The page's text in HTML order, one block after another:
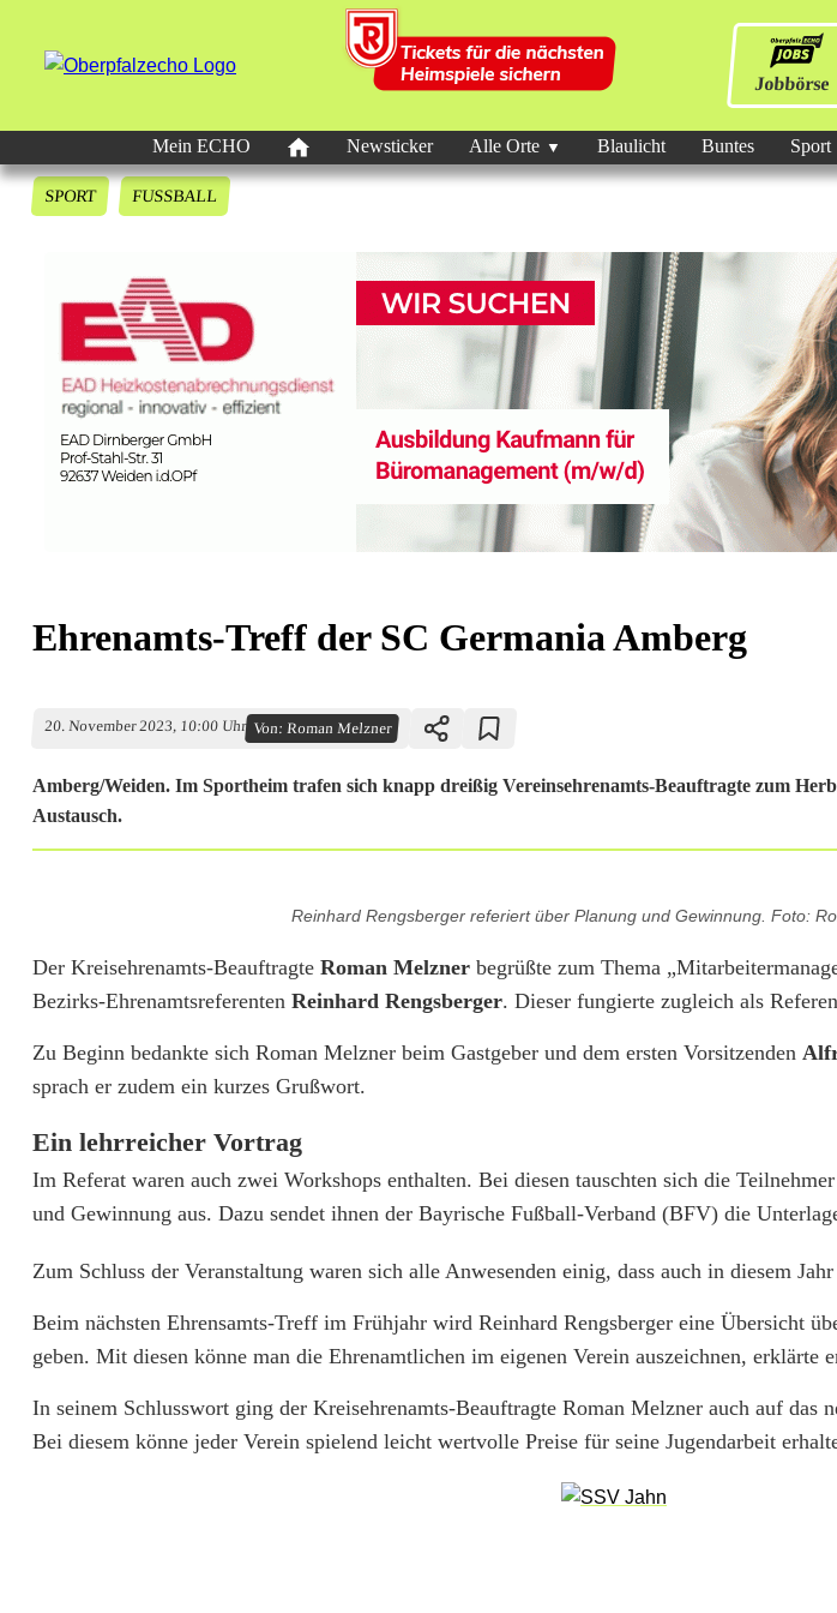
Jobbörse
Mein ECHO Newsticker Alle Orte Blaulicht Buntes Sport
SPORT FUSSBALL
Ehrenamts-Treff der SC Germania Amberg
20. November 2023, 10:00 Uhr Von:Roman Melzner
Amberg/Weiden. Im Sportheim trafen sich knapp dreißig Vereinsehrenamts-Beauftragte zum
Austausch.
r
n
m
t
s
T
r
e
Reinhard Rengsberger referiert über Planung und Gewinnung. Foto:
Der Kreisehrenamts-Beauftragte Roman Melzner begrüßte zum Thema
Bezirks-Ehrenamtsreferenten Reinhard Rengsberger. Dieser fungierte zugleich als
Zu Beginn bedankte sich Roman Melzner beim Gastgeber und dem ersten Vorsitzenden
sprach er zudem ein kurzes Grußwort.
Ein lehrreicher Vortrag
Im Referat waren auch zwei Workshops enthalten. Bei diesen tauschten sich die
und Gewinnung aus. Dazu sendet ihnen der Bayrische Fußball-Verband (BFV) die
Zum Schluss der Veranstaltung waren sich alle Anwesenden einig, dass auch in diesem
Beim nächsten Ehrensamts-Treff im Frühjahr wird Reinhard Rengsberger eine Übersicht
geben. Mit diesen könne man die Ehrenamtlichen im eigenen Verein auszeichnen, erklärte
In seinem Schlusswort ging der Kreisehrenamts-Beauftragte Roman Melzner auch auf das
Bei diesem könne jeder Verein spielend leicht wertvolle Preise für seine Jugendarbeit